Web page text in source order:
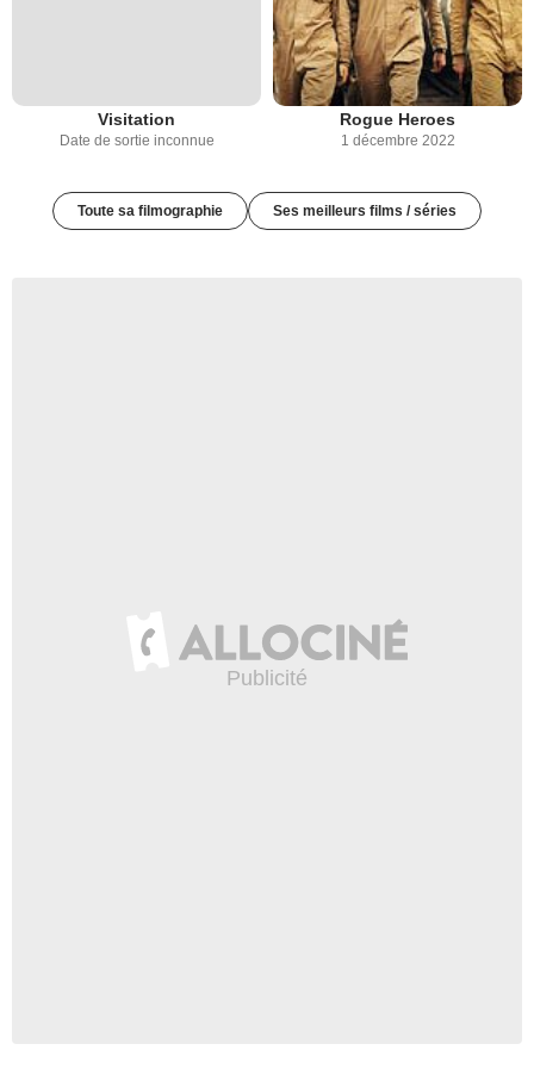
Visitation
Date de sortie inconnue
Rogue Heroes
1 décembre 2022
Toute sa filmographie Ses meilleurs films / séries